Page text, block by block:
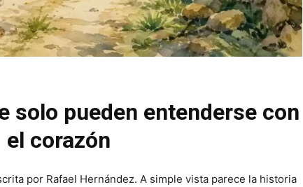
solo pueden entenderse con
el corazón
por Rafael Hernández. A simple vista parece la historia